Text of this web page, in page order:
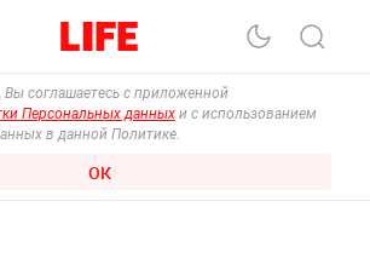
Вы соглашаетесь с приложенной
Персональных данных и с использованием
в данной Политике.
ОК